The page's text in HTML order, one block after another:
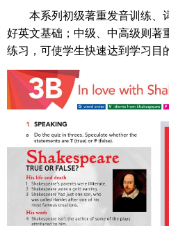
本系列初级著重发音训练、
好英文基础；中级、中高级则著
练习，可使学生快速达到学习目